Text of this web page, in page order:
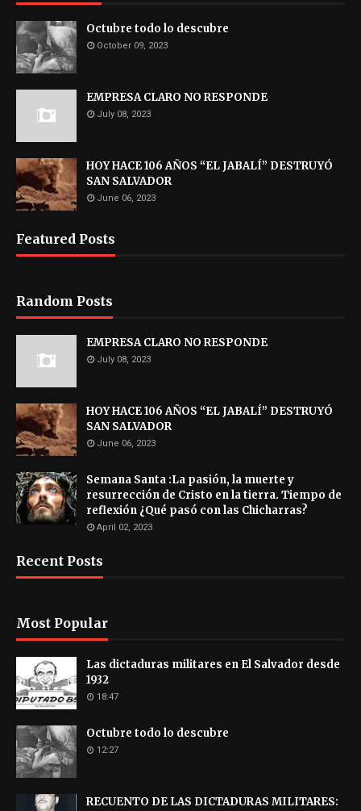
Octubre todo lo descubre
October 09, 2023
EMPRESA CLARO NO RESPONDE
July 08, 2023
HOY HACE 106 AÑOS “EL JABALÍ” DESTRUYÓ
SAN SALVADOR
June 06, 2023
Featured Posts
Random Posts
EMPRESA CLARO NO RESPONDE
July 08, 2023
HOY HACE 106 AÑOS “EL JABALÍ” DESTRUYÓ
SAN SALVADOR
June 06, 2023
Semana Santa :La pasión, la muerte y
resurrección de Cristo en la tierra. Tiempo de
reflexión ¿Qué pasó con las Chicharras?
April 02, 2023
Recent Posts
Most Popular
Las dictaduras militares en El Salvador desde
1932
18:47
Octubre todo lo descubre
12:27
RECUENTO DE LAS DICTADURAS MILITARES: